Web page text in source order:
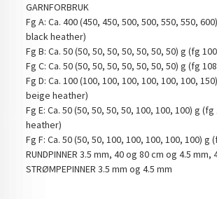
GARNFORBRUK
Fg A: Ca. 400 (450, 450, 500, 500, 550, 550,
black heather)
Fg B: Ca. 50 (50, 50, 50, 50, 50, 50, 50) g (fg
Fg C: Ca. 50 (50, 50, 50, 50, 50, 50, 50) g (fg
Fg D: Ca. 100 (100, 100, 100, 100, 100, 100,
beige heather)
Fg E: Ca. 50 (50, 50, 50, 50, 100, 100, 100) g
heather)
Fg F: Ca. 50 (50, 50, 100, 100, 100, 100, 100) g
RUNDPINNER 3.5 mm, 40 og 80 cm og 4.5 mm,
STRØMPEPINNER 3.5 mm og 4.5 mm